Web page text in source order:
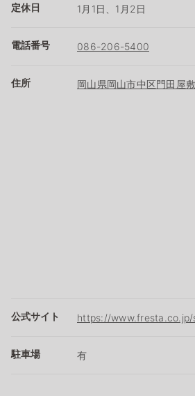
定休日 1月1日、1月2日
電話番号 086-206-5400
住所 岡山県岡山市中区門田屋
公式サイト https://
駐車場 有